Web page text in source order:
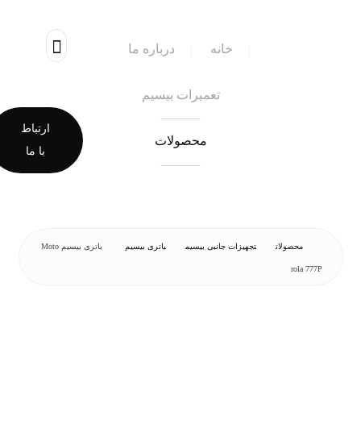
خانه درباره ما
تعمیرات بیسیم
محصولات
ارتباط
با ما
محصولات تجهیزات جانبی بیسیم باتری بیسیم باتری بیسیم Moto
rola 777P